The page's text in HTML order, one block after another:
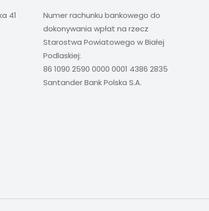
41
Numer rachunku bankowego do
dokonywania wpłat na rzecz
Starostwa Powiatowego w Białej
Podlaskiej:
86 1090 2590 0000 0001 4386 2835
Santander Bank Polska S.A.